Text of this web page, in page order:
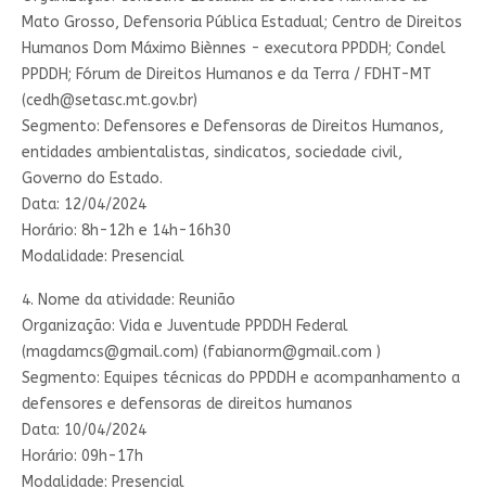
Mato Grosso, Defensoria Pública Estadual; Centro de Direitos
Humanos Dom Máximo Biènnes - executora PPDDH; Condel
PPDDH; Fórum de Direitos Humanos e da Terra / FDHT-MT
(cedh@setasc.mt.gov.br)
Segmento: Defensores e Defensoras de Direitos Humanos,
entidades ambientalistas, sindicatos, sociedade civil,
Governo do Estado.
Data: 12/04/2024
Horário: 8h-12h e 14h-16h30
Modalidade: Presencial
4. Nome da atividade: Reunião
Organização: Vida e Juventude PPDDH Federal
(magdamcs@gmail.com) (fabianorm@gmail.com )
Segmento: Equipes técnicas do PPDDH e acompanhamento a
defensores e defensoras de direitos humanos
Data: 10/04/2024
Horário: 09h-17h
Modalidade: Presencial